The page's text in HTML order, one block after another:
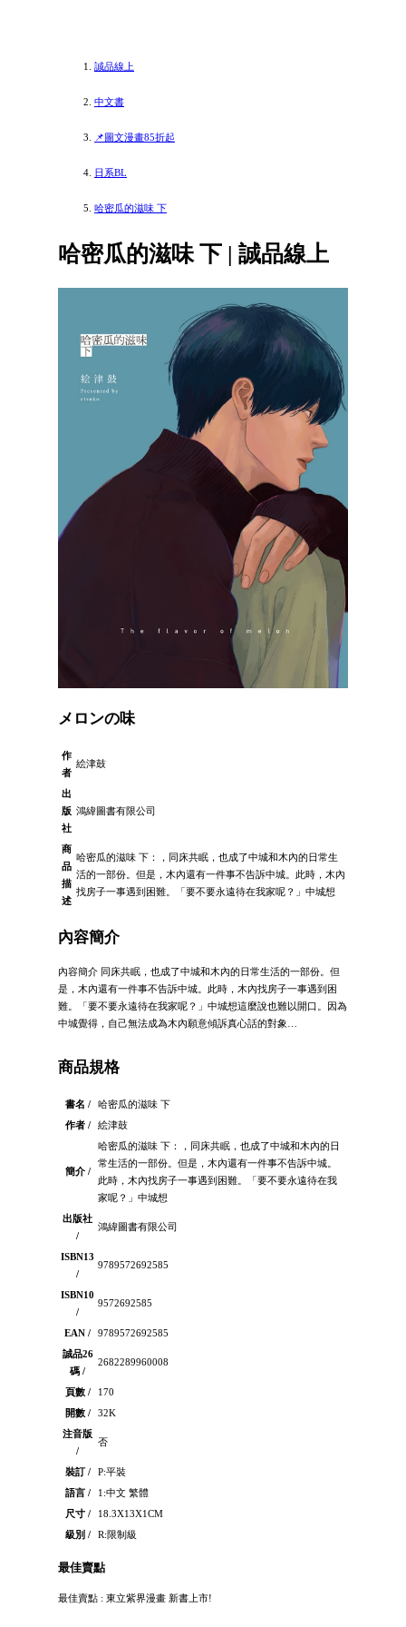
誠品線上
中文書
📌圖文漫畫85折起
日系BL
哈密瓜的滋味 下
哈密瓜的滋味 下 | 誠品線上
メロンの味
作
者
絵津鼓
出
版
社
鴻緯圖書有限公司
商
品
描
述
哈密瓜的滋味 下：，同床共眠，也成了中城和木內的日常生
活的一部份。但是，木內還有一件事不告訴中城。此時，木內
找房子一事遇到困難。「要不要永遠待在我家呢？」中城想
內容簡介
內容簡介 同床共眠，也成了中城和木內的日常生活的一部份。但
是，木內還有一件事不告訴中城。此時，木內找房子一事遇到困
難。「要不要永遠待在我家呢？」中城想這麼說也難以開口。因為
中城覺得，自己無法成為木內願意傾訴真心話的對象…
商品規格
書名 /
哈密瓜的滋味 下
作者 /
絵津鼓
簡介 /
哈密瓜的滋味 下：，同床共眠，也成了中城和木內的日
常生活的一部份。但是，木內還有一件事不告訴中城。
此時，木內找房子一事遇到困難。「要不要永遠待在我
家呢？」中城想
出版社
/
鴻緯圖書有限公司
ISBN13
/
9789572692585
ISBN10
/
9572692585
EAN /
9789572692585
誠品26
碼 /
2682289960008
頁數 /
170
開數 /
32K
注音版
/
否
裝訂 /
P:平裝
語言 /
1:中文 繁體
尺寸 /
18.3X13X1CM
級別 /
R:限制級
最佳賣點
最佳賣點 : 東立紫界漫畫 新書上市!